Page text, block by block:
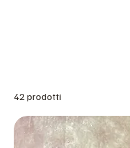
42 prodotti